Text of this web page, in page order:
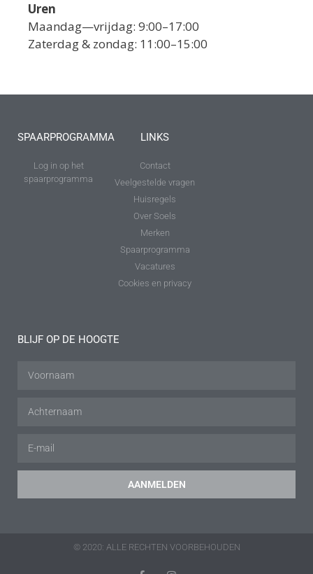
Uren
Maandag—vrijdag: 9:00–17:00
Zaterdag & zondag: 11:00–15:00
SPAARPROGRAMMA
Log in op het
spaarprogramma
LINKS
Contact
Veelgestelde vragen
Huisregels
Over Soels
Merken
Spaarprogramma
Vacatures
Cookies en privacy
BLIJF OP DE HOOGTE
AANMELDEN
© 2020: ALLE RECHTEN VOORBEHOUDEN